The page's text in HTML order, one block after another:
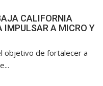
CALIFORNIA
IMPULSAR A MICRO Y
objetivo de fortalecer a